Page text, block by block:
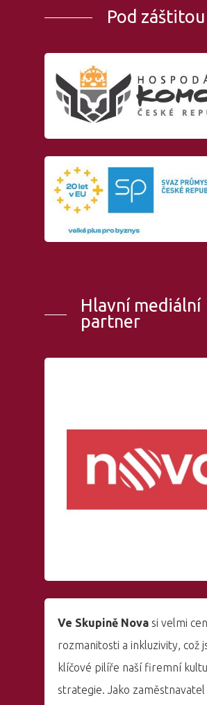
Pod záštitou
Hlavní mediální
partner
Ve Skupině Nova si velmi
rozmanitosti a inkluzivity, což
klíčové pilíře naší firemní
strategie. Jako zaměstnavatel